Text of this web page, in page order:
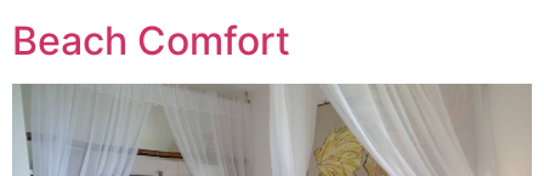
Beach Comfort